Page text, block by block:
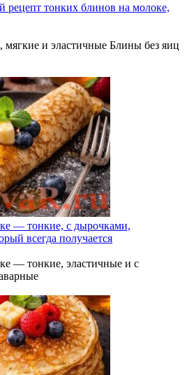
тонких блинов на молоке,
и эластичные Блины без яиц
— тонкие, с дырочками,
всегда получается
— тонкие, эластичные и с